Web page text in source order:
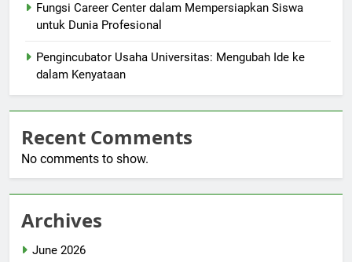
Fungsi Career Center dalam Mempersiapkan Siswa
untuk Dunia Profesional
Pengincubator Usaha Universitas: Mengubah Ide ke
dalam Kenyataan
Recent Comments
No comments to show.
Archives
June 2026